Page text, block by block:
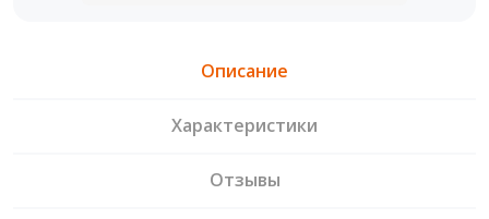
Описание
Характеристики
Отзывы